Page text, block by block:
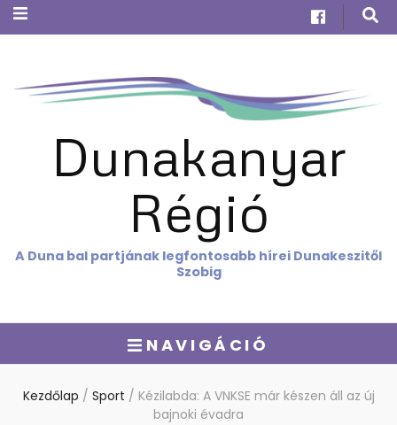
Dunakanyar
Régió
A Duna bal partjának legfontosabb hírei Dunakeszitől
Szobig
NAVIGÁCIÓ
Kezdőlap / Sport / Kézilabda: A VNKSE már készen áll az új
bajnoki évadra